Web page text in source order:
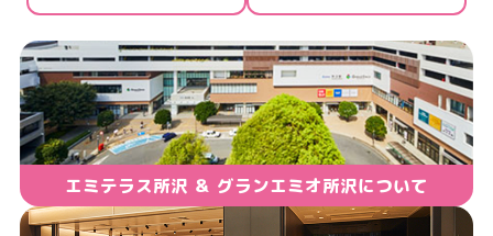
エミテラス所沢 ＆ グランエミオ所沢について